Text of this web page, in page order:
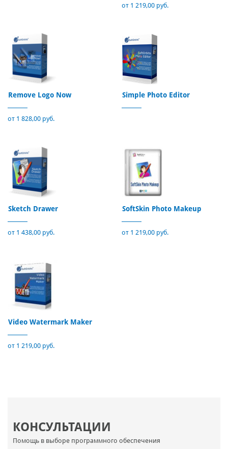
КОНСУЛЬТАЦИИ
Помощь в выборе программного обеспечения
от 1 219,00 руб.
Remove Logo Now
от 1 828,00 руб.
Simple Photo Editor
Sketch Drawer
от 1 438,00 руб.
SoftSkin Photo Makeup
от 1 219,00 руб.
Video Watermark Maker
от 1 219,00 руб.